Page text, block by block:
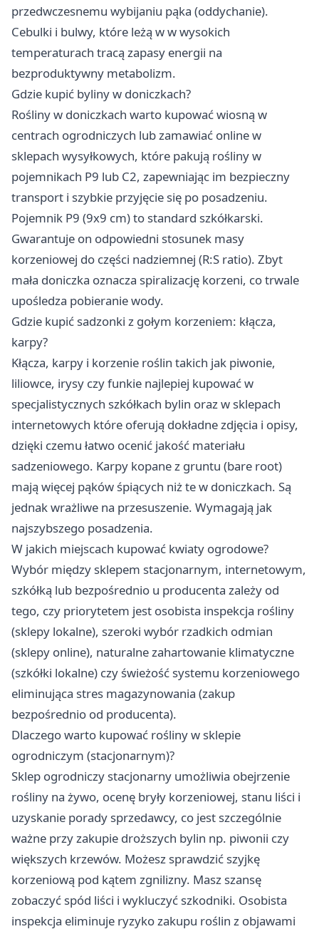
przedwczesnemu wybijaniu pąka (oddychanie).
Cebulki i bulwy, które leżą w w wysokich
temperaturach tracą zapasy energii na
bezproduktywny metabolizm.
Gdzie kupić byliny w doniczkach?
Rośliny w doniczkach warto kupować wiosną w
centrach ogrodniczych lub zamawiać online w
sklepach wysyłkowych, które pakują rośliny w
pojemnikach P9 lub C2, zapewniając im bezpieczny
transport i szybkie przyjęcie się po posadzeniu.
Pojemnik P9 (9x9 cm) to standard szkółkarski.
Gwarantuje on odpowiedni stosunek masy
korzeniowej do części nadziemnej (R:S ratio). Zbyt
mała doniczka oznacza spiralizację korzeni, co trwale
upośledza pobieranie wody.
Gdzie kupić sadzonki z gołym korzeniem: kłącza,
karpy?
Kłącza, karpy i korzenie roślin takich jak piwonie,
liliowce, irysy czy funkie najlepiej kupować w
specjalistycznych szkółkach bylin oraz w sklepach
internetowych które oferują dokładne zdjęcia i opisy,
dzięki czemu łatwo ocenić jakość materiału
sadzeniowego. Karpy kopane z gruntu (bare root)
mają więcej pąków śpiących niż te w doniczkach. Są
jednak wrażliwe na przesuszenie. Wymagają jak
najszybszego posadzenia.
W jakich miejscach kupować kwiaty ogrodowe?
Wybór między sklepem stacjonarnym, internetowym,
szkółką lub bezpośrednio u producenta zależy od
tego, czy priorytetem jest osobista inspekcja rośliny
(sklepy lokalne), szeroki wybór rzadkich odmian
(sklepy online), naturalne zahartowanie klimatyczne
(szkółki lokalne) czy świeżość systemu korzeniowego
eliminująca stres magazynowania (zakup
bezpośrednio od producenta).
Dlaczego warto kupować rośliny w sklepie
ogrodniczym (stacjonarnym)?
Sklep ogrodniczy stacjonarny umożliwia obejrzenie
rośliny na żywo, ocenę bryły korzeniowej, stanu liści i
uzyskanie porady sprzedawcy, co jest szczególnie
ważne przy zakupie droższych bylin np. piwonii czy
większych krzewów. Możesz sprawdzić szyjkę
korzeniową pod kątem zgnilizny. Masz szansę
zobaczyć spód liści i wykluczyć szkodniki. Osobista
inspekcja eliminuje ryzyko zakupu roślin z objawami